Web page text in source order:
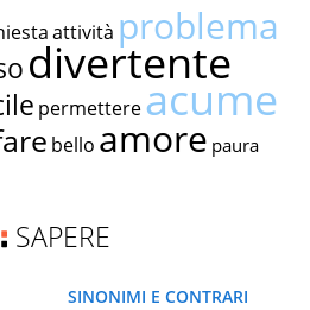
attività problema
divertente
permettereacume
bello amore paura
SAPERE
SINONIMI E CONTRARI